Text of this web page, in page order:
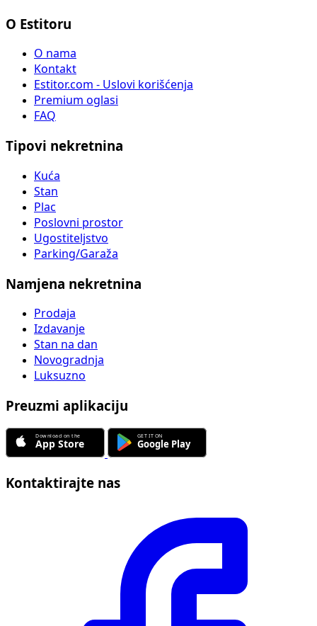
O Estitoru
O nama
Kontakt
Estitor.com - Uslovi korišćenja
Premium oglasi
FAQ
Tipovi nekretnina
Kuća
Stan
Plac
Poslovni prostor
Ugostiteljstvo
Parking/Garaža
Namjena nekretnina
Prodaja
Izdavanje
Stan na dan
Novogradnja
Luksuzno
Preuzmi aplikaciju
Kontaktirajte nas